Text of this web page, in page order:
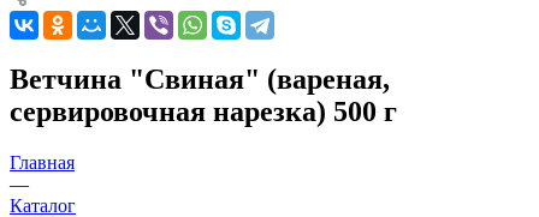
Ветчина "Свиная" (вареная,
сервировочная нарезка) 500 г
Главная
—
Каталог